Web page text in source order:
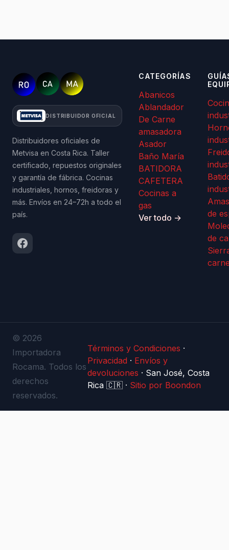
DISTRIBUIDOR OFICIAL
Distribuidores oficiales de
Metvisa en Costa Rica. Taller
certificado, repuestos originales
y garantía de fábrica. Cocinas
industriales, hornos, freidoras y
más. Envíos en 24–72h a todo el
país.
CATEGORÍAS
Abanicos
Ablandador
De Carne
amasadora
Asador
Baño María
BATIDORA
CAFETERA
Cocinas a
gas
Ver todo →
de
de
© 2026
Importadora
Rocama. Todos los
derechos
reservados.
Términos y Condiciones ·
Privacidad · Envíos y
devoluciones · San José, Costa
Rica 🇨🇷 · Sitio por Boondon